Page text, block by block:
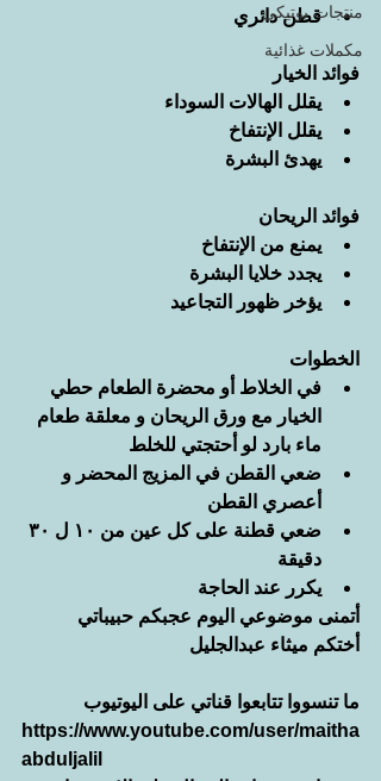
منتجات بوتيكي
مكملات غذائية
قطن دائري
فوائد الخيار
يقلل الهالات السوداء
يقلل الإنتفاخ
يهدئ البشرة
فوائد الريحان
يمنع من الإنتفاخ
يجدد خلايا البشرة
يؤخر ظهور التجاعيد
الخطوات
في الخلاط أو محضرة الطعام حطي
الخيار مع ورق الريحان و معلقة طعام
ماء بارد لو أحتجتي للخلط
ضعي القطن في المزيج المحضر و
أعصري القطن
دقيقة
يكرر عند الحاجة
أتمنى موضوعي اليوم عجبكم حبيباتي
أختكم ميثاء عبدالجليل
ما تنسووا تتابعوا قناتي على اليوتيوب
https://www.youtube.com/user/maitha
abduljalil